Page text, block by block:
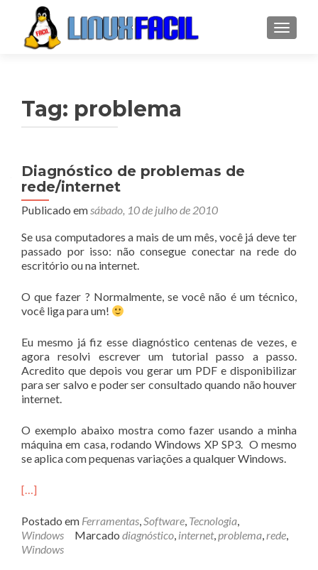
Tag: problema
Diagnóstico de problemas de
rede/internet
Publicado emsábado, 10 de julho de 2010
Se usa computadores a mais de um mês, você já deve ter
passado por isso: não consegue conectar na rede do
escritório ou na internet.
O que fazer ? Normalmente, se você não é um técnico,
você liga para um!
Eu mesmo já fiz esse diagnóstico centenas de vezes, e
agora resolvi escrever um tutorial passo a passo.
Acredito que depois vou gerar um PDF e disponibilizar
para ser salvo e poder ser consultado quando não houver
internet.
O exemplo abaixo mostra como fazer usando a minha
máquina em casa, rodando Windows XP SP3. O mesmo
se aplica com pequenas variações a qualquer Windows.
[…]
Postado em Ferramentas,Software, Tecnologia,
Windows
Marcado diagnóstico, internet,problema,rede,
Windows